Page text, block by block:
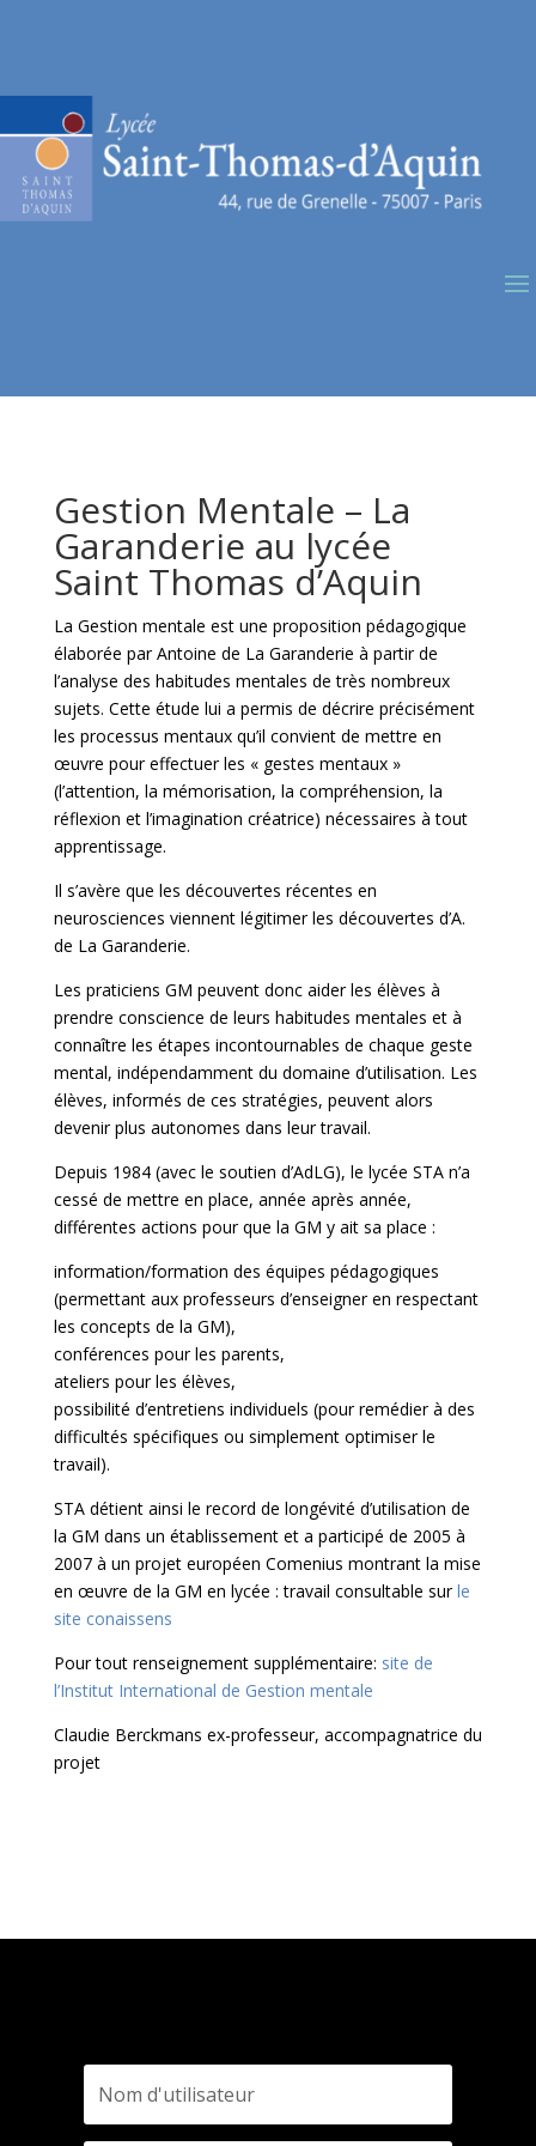
Gestion Mentale – La
Garanderie au lycée
Saint Thomas d’Aquin
La Gestion mentale est une proposition pédagogique
élaborée par Antoine de La Garanderie à partir de
l’analyse des habitudes mentales de très nombreux
sujets. Cette étude lui a permis de décrire précisément
les processus mentaux qu’il convient de mettre en
œuvre pour effectuer les « gestes mentaux »
(l’attention, la mémorisation, la compréhension, la
réflexion et l’imagination créatrice) nécessaires à tout
apprentissage.
Il s’avère que les découvertes récentes en
neurosciences viennent légitimer les découvertes d’A.
de La Garanderie.
Les praticiens GM peuvent donc aider les élèves à
prendre conscience de leurs habitudes mentales et à
connaître les étapes incontournables de chaque geste
mental, indépendamment du domaine d’utilisation. Les
élèves, informés de ces stratégies, peuvent alors
devenir plus autonomes dans leur travail.
Depuis 1984 (avec le soutien d’AdLG), le lycée STA n’a
cessé de mettre en place, année après année,
différentes actions pour que la GM y ait sa place :
information/formation des équipes pédagogiques
(permettant aux professeurs d’enseigner en respectant
les concepts de la GM),
conférences pour les parents,
ateliers pour les élèves,
possibilité d’entretiens individuels (pour remédier à des
difficultés spécifiques ou simplement optimiser le
travail).
STA détient ainsi le record de longévité d’utilisation de
la GM dans un établissement et a participé de 2005 à
2007 à un projet européen Comenius montrant la mise
en œuvre de la GM en lycée : travail consultable surle
site conaissens
Pour tout renseignement supplémentaire: site de
l’Institut International de Gestion mentale
Claudie Berckmans ex-professeur, accompagnatrice du
projet